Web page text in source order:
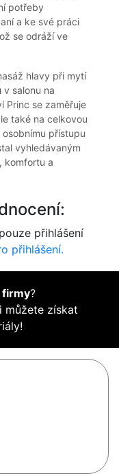
potřeby
a ke své práci
se odráží ve
hlavy při mytí
salonu na
Princ se zaměřuje
také na celkovou
přístupu
vyhledávaným
komfortu a
přihlášení
přihlášení.
firmy?
můžete získat